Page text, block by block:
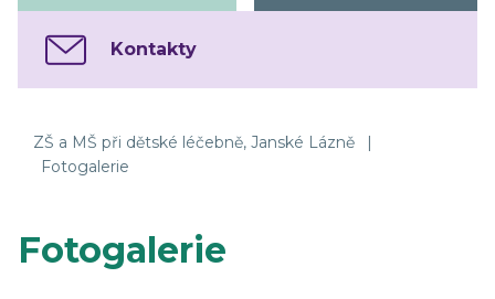
Kontakty
ZŠ a MŠ při dětské léčebně, Janské Lázně
|
Fotogalerie
Fotogalerie